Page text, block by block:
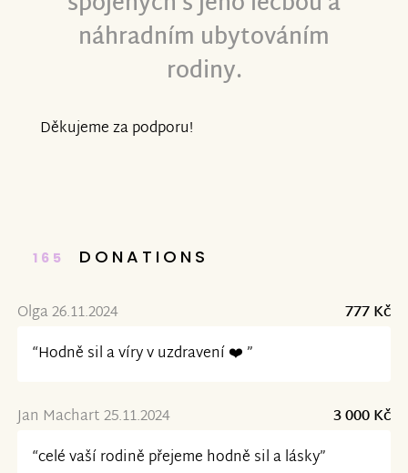
náhradním ubytováním
rodiny.
Děkujeme za podporu!
165 DONATIONS
Olga 26.11.2024
777 Kč
“Hodně sil a víry v uzdravení ❤️ ”
Jan Machart 25.11.2024
3 000 Kč
“celé vaší rodině přejeme hodně sil a lásky”